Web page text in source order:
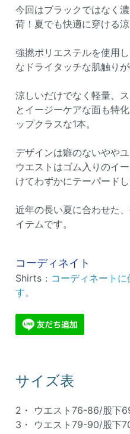
今回はブラックではなく
荷！夏でも快適に穿ける涼
強撚ポリエステルを使用
なドライタッチな肌触りが
涼しいだけでなく軽量、
とイージーケアな面も特
ップクラスな1本。
デザインは癖のないやや
ウエストはゴム入りのイ
けてわずかにテーパードし
近年の長い夏に合わせた
イテムです。
コーディネイト
Shirts： コーディネート
す。
サイズ表
2・ ウエスト76-86/股下
3・ ウエスト79-90/股下